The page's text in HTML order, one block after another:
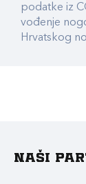
podatke iz
vođenje
Hrvatskog
Naši